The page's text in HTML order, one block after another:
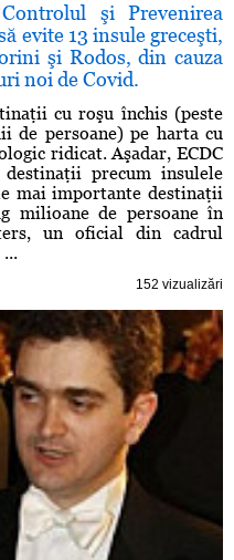
şi Prevenirea
evite 13 insule greceşti,
şi Rodos, din cauza
noi de Covid.
cu roşu închis (peste
de persoane) pe harta cu
ridicat. Aşadar, ECDC
precum insulele
mai importante destinaţii
milioane de persoane în
un oficial din cadrul
152 vizualizări